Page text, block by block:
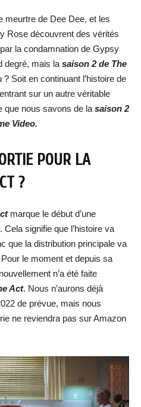
meurtre de Dee Dee, et les
Rose découvrent des vérités
la condamnation de Gypsy
degré, mais la saison 2 de The
Soit en continuant l’histoire de
sur un autre véritable
que nous savons de la saison 2
Video.
POUR LA
?
marque le début d’une
Cela signifie que l’histoire va
que la distribution principale va
le moment et depuis sa
n’a été faite
Act. Nous n’aurons déjà
de prévue, mais nous
ne reviendra pas sur Amazon